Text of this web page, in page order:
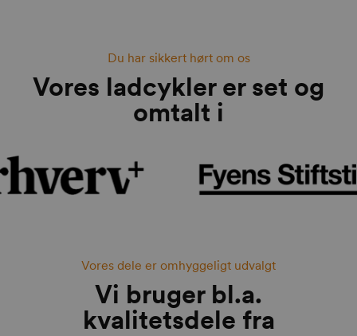
Du har sikkert hørt om os
Vores ladcykler er set og
omtalt i
Vores dele er omhyggeligt udvalgt
Vi bruger bl.a.
kvalitetsdele fra